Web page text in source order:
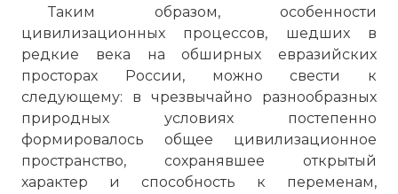
Таким образом, особенности
цивилизационных процессов, шедших в
редкие века на обширных евразийских
просторах России, можно свести к
следующему: в чрезвычайно разнообразных
природных условиях постепенно
формировалось общее цивилизационное
пространство, сохранявшее открытый
характер и способность к переменам,